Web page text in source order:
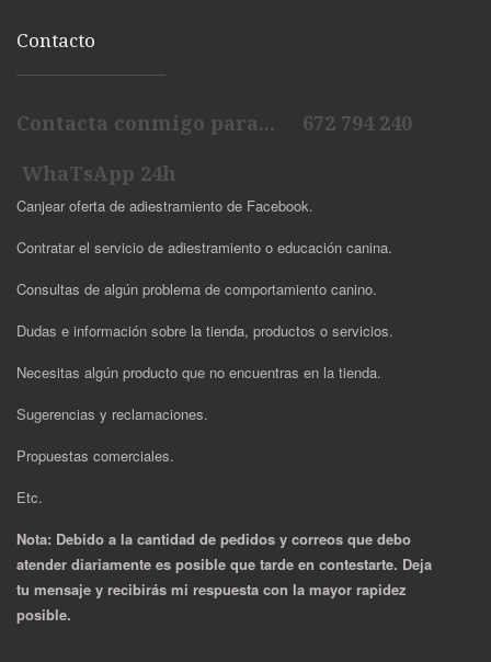
Contacto
Contacta conmigo para... 672 794 240
WhaTsApp 24h
Canjear oferta de adiestramiento de Facebook.
Contratar el servicio de adiestramiento o educación canina.
Consultas de algún problema de comportamiento canino.
Dudas e información sobre la tienda, productos o servicios.
Necesitas algún producto que no encuentras en la tienda.
Sugerencias y reclamaciones.
Propuestas comerciales.
Etc.
Nota: Debido a la cantidad de pedidos y correos que debo
atender diariamente es posible que tarde en contestarte. Deja
tu mensaje y recibirás mi respuesta con la mayor rapidez
posible.